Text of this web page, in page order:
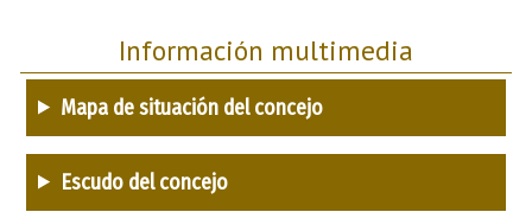
Información multimedia
Mapa de situación del concejo
Escudo del concejo